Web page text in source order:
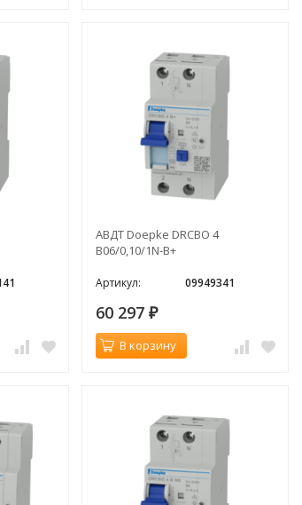
АВДТ Doepke DRCBO 4
B06/0,10/1N-B+
Артикул: 09949341
60 297 ₽
В корзину